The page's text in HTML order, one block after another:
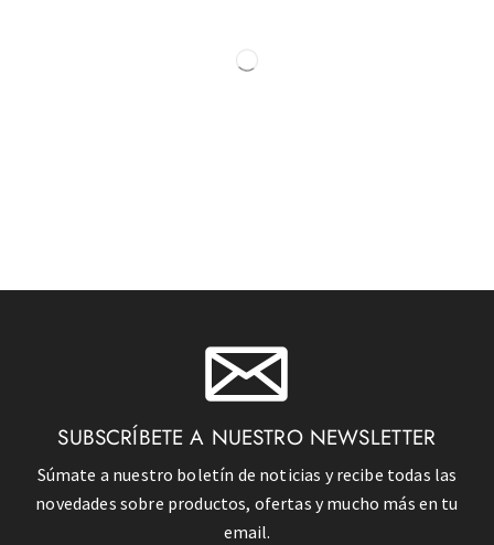
SUBSCRÍBETE A NUESTRO NEWSLETTER
Súmate a nuestro boletín de noticias y recibe todas las
novedades sobre productos, ofertas y mucho más en tu
email.